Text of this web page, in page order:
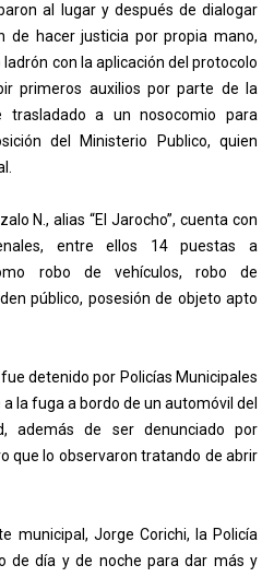
al lugar y después de dialogar
de hacer justicia por propia mano,
con la aplicación del protocolo
primeros auxilios por parte de la
trasladado a un nosocomio para
del Ministerio Publico, quien
N., alias “El Jarocho”, cuenta con
entre ellos 14 puestas a
robo de vehículos, robo de
público, posesión de objeto apto
detenido por Policías Municipales
la fuga a bordo de un automóvil del
además de ser denunciado por
que lo observaron tratando de abrir
municipal, Jorge Corichi, la Policía
de día y de noche para dar más y